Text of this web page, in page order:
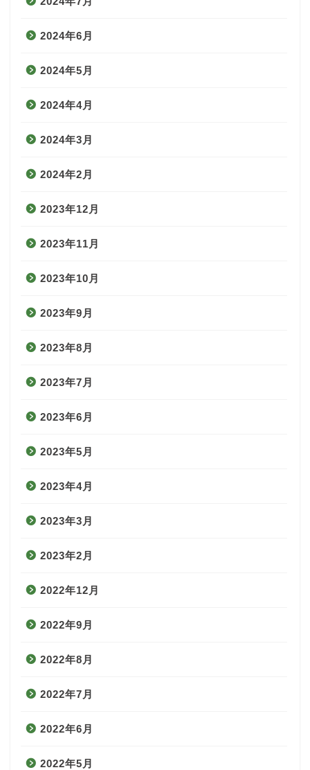
2024年6月
2024年5月
2024年4月
2024年3月
2024年2月
2023年12月
2023年11月
2023年10月
2023年9月
2023年8月
2023年7月
2023年6月
2023年5月
2023年4月
2023年3月
2023年2月
2022年12月
2022年9月
2022年8月
2022年7月
2022年6月
2022年5月